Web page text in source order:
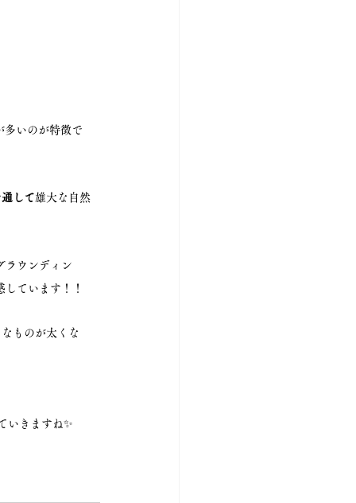
多いのが特徴で
して雄大な自然
ラウンディン
ています！！
ものが太くな
いきますね✨